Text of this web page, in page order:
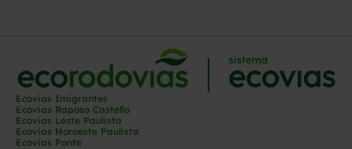
Ecovias Imigrantes
Ecovias Raposo Castello
Ecovias Leste Paulista
Ecovias Noroeste Paulista
Ecovias Ponte